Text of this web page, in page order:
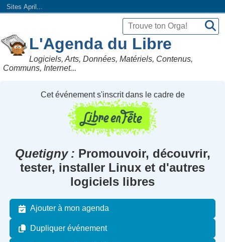
Sites April...
L'Agenda du Libre
Logiciels, Arts, Données, Matériels, Contenus,
Communs, Internet...
Cet événement s'inscrit dans le cadre de
Quetigny
Promouvoir, découvrir,
tester, installer Linux et d'autres
logiciels libres
Ajouter à mon agenda
Dupliquer événement